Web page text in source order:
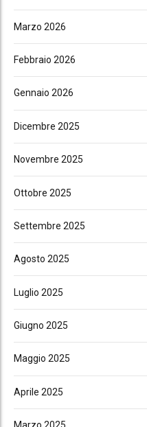
Marzo 2026
Febbraio 2026
Gennaio 2026
Dicembre 2025
Novembre 2025
Ottobre 2025
Settembre 2025
Agosto 2025
Luglio 2025
Giugno 2025
Maggio 2025
Aprile 2025